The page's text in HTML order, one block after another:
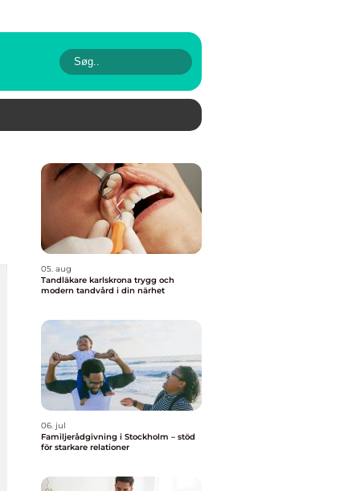
05. aug
Tandläkare karlskrona trygg och
modern tandvård i din närhet
06. jul
Familjerådgivning i Stockholm – stöd
för starkare relationer